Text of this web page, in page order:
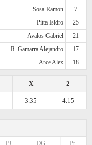
Sosa Ramon
7
Pitta Isidro
25
Avalos Gabriel
21
R. Gamarra Alejandro
17
Arce Alex 18
2
X
4.15
3.35
Pt.
DG
PJ